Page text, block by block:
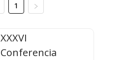
1
XXXVI
Conferencia